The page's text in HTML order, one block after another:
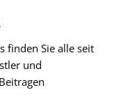
finden Sie alle seit
und